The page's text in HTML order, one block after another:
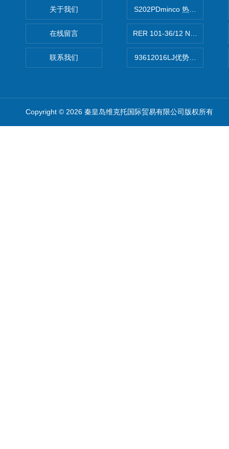
关于我们
在线留言
联系我们
S202PDminco 热电阻
RER 101-36/12 NHH离心
93612016LJ优势供应美国
Copyright © 2026 秦皇岛维克托国际贸易有限公司版权所有